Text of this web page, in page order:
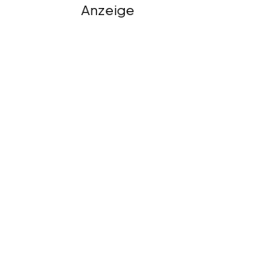
Anzeige